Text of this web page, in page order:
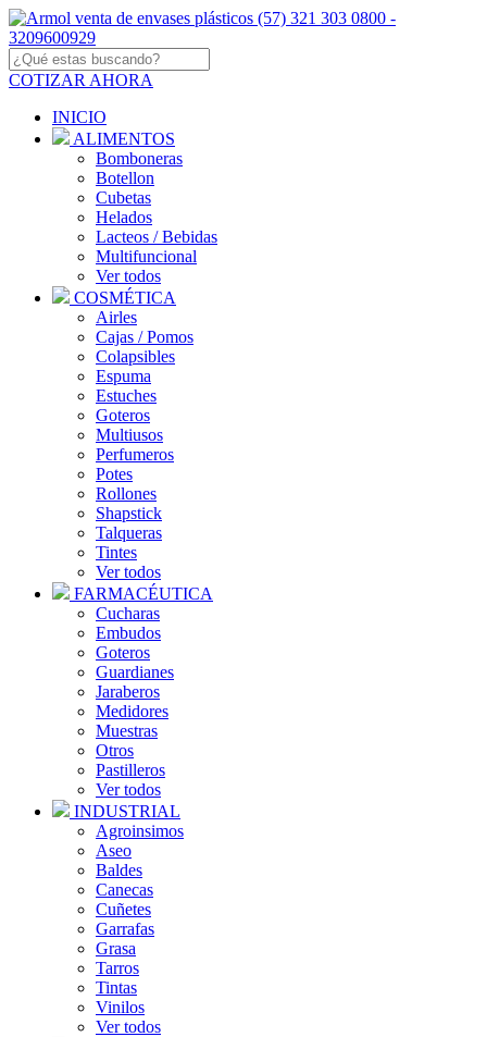
COTIZAR AHORA
INICIO
ALIMENTOS
Bomboneras
Botellon
Cubetas
Helados
Lacteos / Bebidas
Multifuncional
Ver todos
COSMÉTICA
Airles
Cajas / Pomos
Colapsibles
Espuma
Estuches
Goteros
Multiusos
Perfumeros
Potes
Rollones
Shapstick
Talqueras
Tintes
Ver todos
FARMACÉUTICA
Cucharas
Embudos
Goteros
Guardianes
Jaraberos
Medidores
Muestras
Otros
Pastilleros
Ver todos
INDUSTRIAL
Agroinsimos
Aseo
Baldes
Canecas
Cuñetes
Garrafas
Grasa
Tarros
Tintas
Vinilos
Ver todos